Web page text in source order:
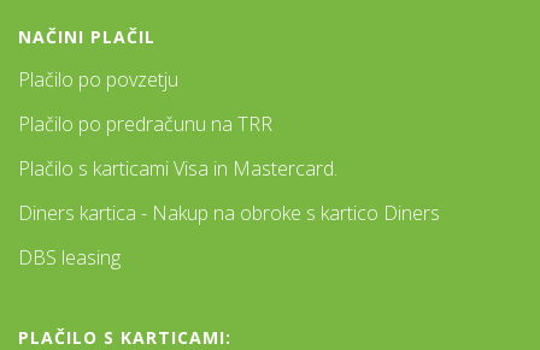
NAČINI PLAČIL
Plačilo po povzetju
Plačilo po predračunu na TRR
Plačilo s karticami Visa in Mastercard.
Diners kartica - Nakup na obroke s kartico Diners
DBS leasing
PLAČILO S KARTICAMI: